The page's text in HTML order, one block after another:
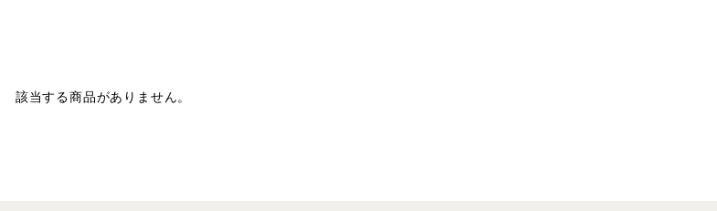
該当する商品がありません。